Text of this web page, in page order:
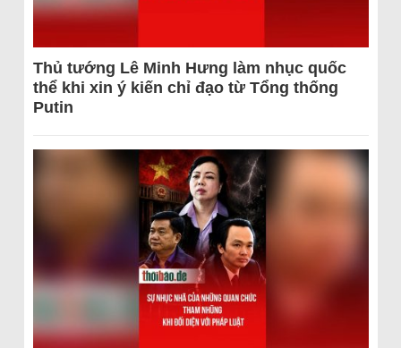
Thủ tướng Lê Minh Hưng làm nhục quốc
thể khi xin ý kiến chỉ đạo từ Tổng thống
Putin